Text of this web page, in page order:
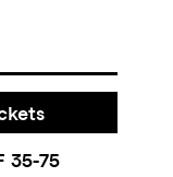
35-75